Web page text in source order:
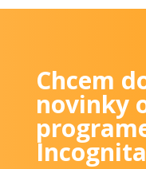
Chcem
novinky
Incognita